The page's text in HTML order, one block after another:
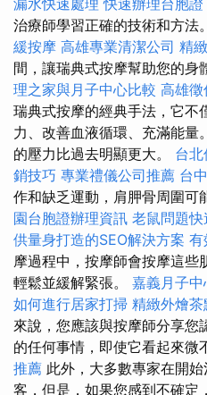
漏水快速處理 快速辦理台胞證
治療師學習正確的技術和方法
緩按摩 高雄專業清潔公司 精
間，讓瑞典式按摩幫助您的身
理之家與月子中心比較 高雄
瑞典式按摩的經典手法，它不
力、改善血液循環、充滿能量
的壓力比過去明顯更大。 台
銷技巧 專業禮儀公司推薦 台
作和缺乏運動，肩胛骨周圍可
園台胞證辦理資訊 老鼠問題
供量身打造的SEO解決方案 有
摩過程中，按摩師會按摩這些
輕鬆並緩解緊張。 嘉義月子
如何進行居家打掃 精緻外燴
來說，您應該與按摩師分享您
的任何事情，即使它看起來微
推薦 此外，大多數專家在開
客，但是，如果您感到不確定